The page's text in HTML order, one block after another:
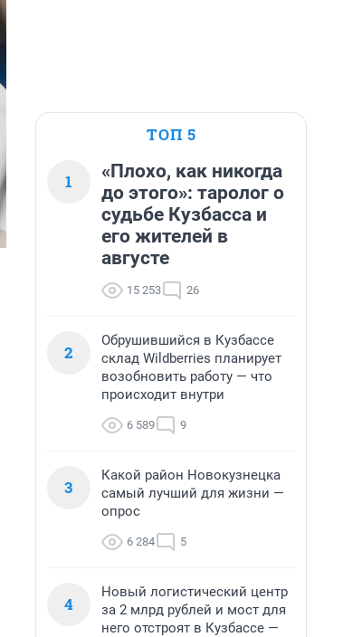
ТОП 5
1
«Плохо, как никогда
до этого»: таролог о
судьбе Кузбасса и
его жителей в
августе
15 253 26
2
Обрушившийся в Кузбассе
склад Wildberries планирует
возобновить работу — что
происходит внутри
6 589 9
3
Какой район Новокузнецка
самый лучший для жизни —
опрос
6 284 5
4
Новый логистический центр
за 2 млрд рублей и мост для
него отстроят в Кузбассе —